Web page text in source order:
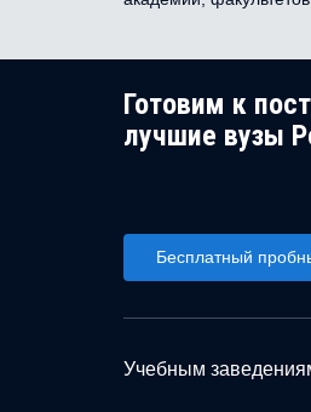
Готовим к
лучшие вузы
Бесплатный
Учебным